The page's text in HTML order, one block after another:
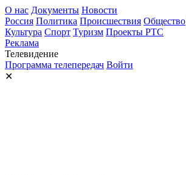
О нас Документы Новости
Россия Политика Происшествия Общество
Культура Спорт Туризм Проекты РТС
Реклама
Телевидение
Программа телепередач Войти
✕